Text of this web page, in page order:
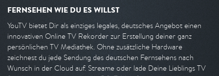
FERNSEHEN WIE DU ES WILLST
YouTV bietet Dir als einziges legales, deutsches Angebot einen
innovativen Online TV Rekorder zur Erstellung deiner ganz
persönlichen TV Mediathek. Ohne zusätzliche Hardware
zeichnest du jede Sendung des deutschen Fernsehens nach
Wunsch in der Cloud auf. Streame oder lade Deine Lieblings TV